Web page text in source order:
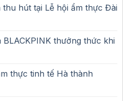
thu hút tại Lễ hội ẩm thực Đài
BLACKPINK thưởng thức khi
thực tinh tế Hà thành